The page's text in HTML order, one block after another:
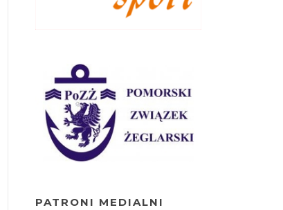
PATRONI MEDIALNI